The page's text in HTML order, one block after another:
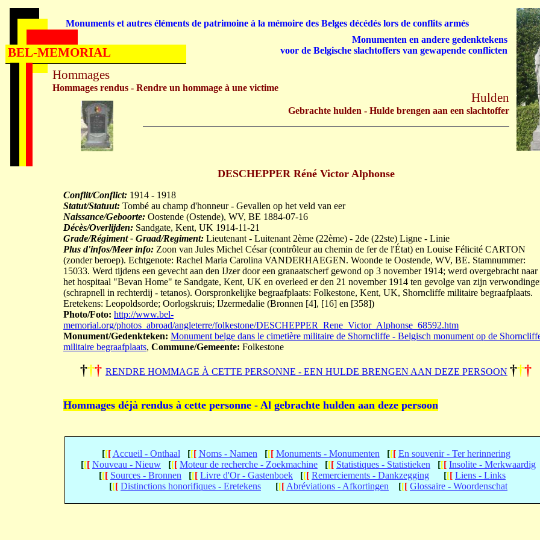
DESCHEPPER Réné Victor Alphonse
Conflit/Conflict: 1914 - 1918
Statut/Statuut: Tombé au champ d'honneur - Gevallen op het veld van eer
Naissance/Geboorte: Oostende (Ostende), WV, BE 1884-07-16
Décès/Overlijden: Sandgate, Kent, UK 1914-11-21
Grade/Régiment - Graad/Regiment: Lieutenant - Luitenant 2ème (22ème) - 2de (22ste) Ligne - Linie
Plus d'infos/Meer info: Zoon van Jules Michel César (contrôleur au chemin de fer de l'État) en Louise Félicité CARTON
(zonder beroep). Echtgenote: Rachel Maria Carolina VANDERHAEGEN. Woonde te Oostende, WV, BE. Stamnummer:
15033. Werd tijdens een gevecht aan den IJzer door een granaatscherf gewond op 3 november 1914; werd overgebracht naar
het hospitaal "Bevan Home" te Sandgate, Kent, UK en overleed er den 21 november 1914 ten gevolge van zijn
(schrapnell in rechterdij - tetanos). Oorspronkelijke begraafplaats: Folkestone, Kent, UK, Shorncliffe militaire begraafplaats.
Eretekens: Leopoldsorde; Oorlogskruis; IJzermedalie (Bronnen [4], [16] en [358])
Photo/Foto: http://www.bel-
memorial.org/photos_abroad/angleterre/folkestone/DESCHEPPER_Rene_Victor_Alphonse_68592.htm
Monument/Gedenkteken: Monument belge dans le cimetière militaire de Shorncliffe - Belgisch monument op de
militaire begraafplaats, Commune/Gemeente: Folkestone
††† RENDRE HOMMAGE À CETTE PERSONNE - EEN HULDE BRENGEN AAN DEZE PERSOON †††
Hommages déjà rendus à cette personne - Al gebrachte hulden aan deze persoon
[[[ Accueil - Onthaal [[[ Noms - Namen [[[ Monuments - Monumenten [[[ En souvenir - Ter herinnering
[[[ Nouveau - Nieuw [[[ Moteur de recherche - Zoekmachine [[[ Statistiques - Statistieken [[[ Insolite - Merkwaardig
[[[ Sources - Bronnen [[[ Livre d'Or - Gastenboek [[[ Remerciements - Dankzegging [[[ Liens - Links
[[[ Distinctions honorifiques - Eretekens [[[ Abréviations - Afkortingen [[[ Glossaire - Woordenschat
Hommages
Hommages rendus - Rendre un hommage à une victime
Hulden
Gebrachte hulden - Hulde brengen aan een slachtoffer
Monuments et autres éléments de patrimoine à la mémoire des Belges décédés lors de conflits armés
Monumenten en andere gedenktekens
voor de Belgische slachtoffers van gewapende conflicten
BEL-MEMORIAL